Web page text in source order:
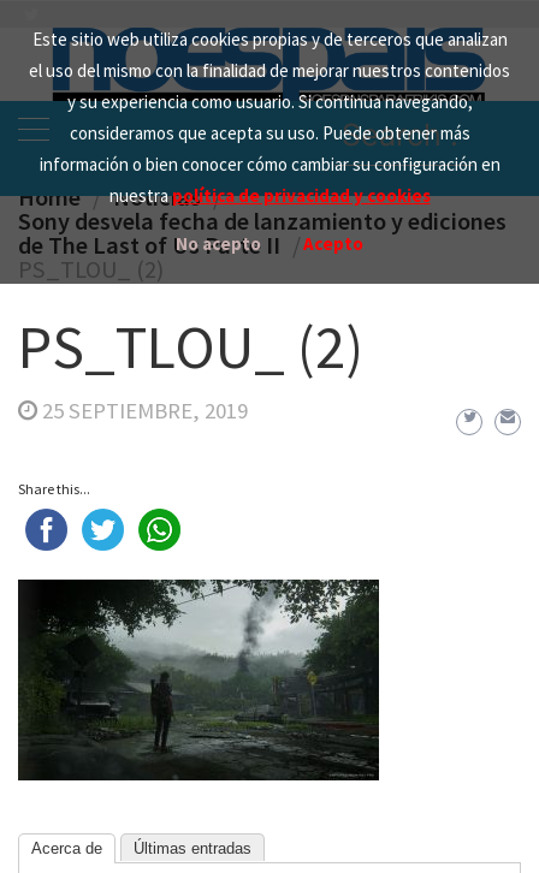
Este sitio web utiliza cookies propias y de terceros que analizan
el uso del mismo con la finalidad de mejorar nuestros contenidos
y su experiencia como usuario. Si continua navegando,
consideramos que acepta su uso. Puede obtener más
información o bien conocer cómo cambiar su configuración en
nuestrapolítica de privacidad y cookies
No acepto Acepto
content
Search
for:
Home Noticias
Sony desvela fecha de lanzamiento y ediciones
de The Last of Us Parte II
PS_TLOU_ (2)
PS_TLOU_ (2)
25 SEPTIEMBRE, 2019
Share this...
Acerca de Últimas entradas